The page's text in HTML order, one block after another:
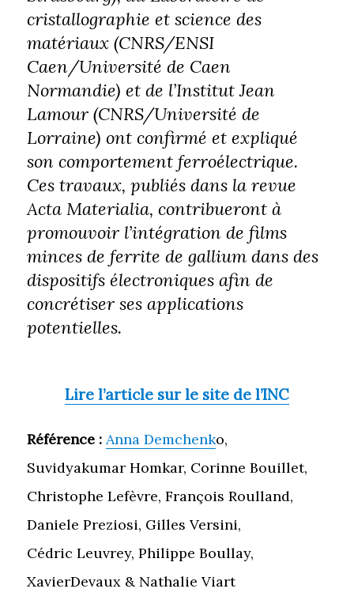
cristallographie et science des
matériaux (CNRS/ENSI
Caen/Université de Caen
Normandie) et de l’Institut Jean
Lamour (CNRS/Université de
Lorraine) ont confirmé et expliqué
son comportement ferroélectrique.
Ces travaux, publiés dans la revue
Acta Materialia, contribueront à
promouvoir l’intégration de films
minces de ferrite de gallium dans des
dispositifs électroniques afin de
concrétiser ses applications
potentielles.
Lire l’article sur le site de l’INC
Référence :Anna Demchenko,
Suvidyakumar Homkar, Corinne Bouillet,
Christophe Lefèvre, François Roulland,
Daniele Preziosi, Gilles Versini,
Cédric Leuvrey, Philippe Boullay,
XavierDevaux & Nathalie Viart